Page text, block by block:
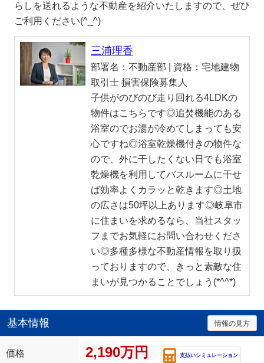
らしを送れるような不動産を紹介いたしますので、ぜひ
ご利用ください(^_^)
三浦理香
部署名：不動産部 | 資格：宅地建物
取引士 損害保険募集人
子供がのびのび走り回れる4LDKの
物件はこちらです◎追焚機能のある
浴室のでお湯が冷めてしまっても安
心ですね◎浴室乾燥機付きの物件な
ので、外に干したくない日でも浴室
乾燥機を利用してバスルームに干せ
ば効率よくカラッと乾きます◎土地
の広さは50坪以上あります◎岐阜市
に住まいを求めるなら、当社スタッ
フまでお気軽にお問い合わせくださ
い◎多種多様な不動産情報を取り扱
っておりますので、きっと素敵な住
まいが見つかることでしょう(*^^*)
基本情報 情報の見方
価格 2,190万円 支払いシミュレーション